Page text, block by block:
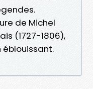
de Michel
(1727-1806),
éblouissant.